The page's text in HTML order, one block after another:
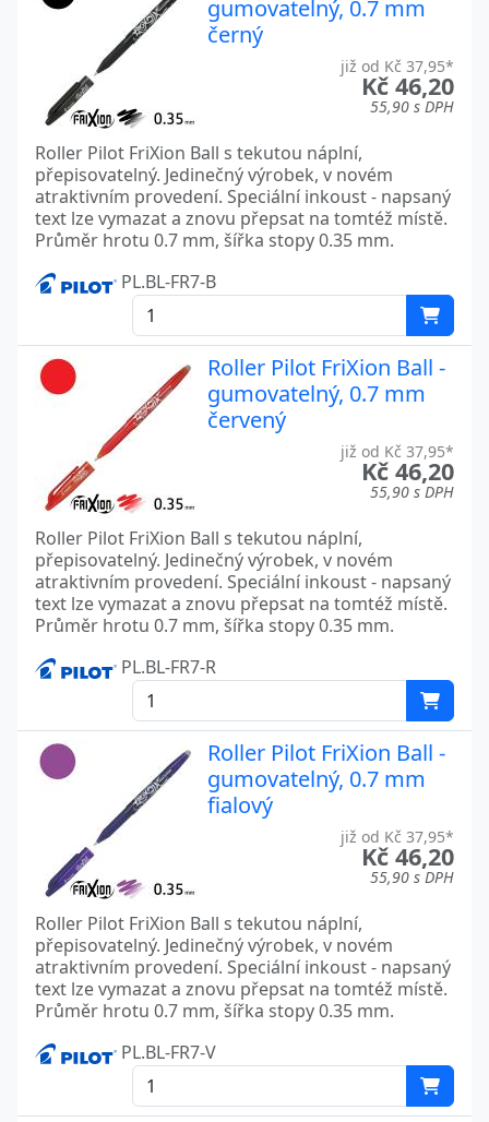
gumovatelný, 0.7 mm
černý
již od Kč 37,95*
Kč 46,20
55,90 s DPH
Roller Pilot FriXion Ball s tekutou náplní,
přepisovatelný. Jedinečný výrobek, v novém
atraktivním provedení. Speciální inkoust - napsaný
text lze vymazat a znovu přepsat na tomtéž místě.
Průměr hrotu 0.7 mm, šířka stopy 0.35 mm.
PL.BL-FR7-B
Roller Pilot FriXion Ball -
gumovatelný, 0.7 mm
červený
již od Kč 37,95*
Kč 46,20
55,90 s DPH
Roller Pilot FriXion Ball s tekutou náplní,
přepisovatelný. Jedinečný výrobek, v novém
atraktivním provedení. Speciální inkoust - napsaný
text lze vymazat a znovu přepsat na tomtéž místě.
Průměr hrotu 0.7 mm, šířka stopy 0.35 mm.
PL.BL-FR7-R
Roller Pilot FriXion Ball -
gumovatelný, 0.7 mm
fialový
již od Kč 37,95*
Kč 46,20
55,90 s DPH
Roller Pilot FriXion Ball s tekutou náplní,
přepisovatelný. Jedinečný výrobek, v novém
atraktivním provedení. Speciální inkoust - napsaný
text lze vymazat a znovu přepsat na tomtéž místě.
Průměr hrotu 0.7 mm, šířka stopy 0.35 mm.
PL.BL-FR7-V